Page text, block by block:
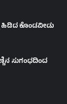
ಹಿಡಿದ ಕೊಂಡವೀಡು
ಸುಗಂಧದಿಂದ